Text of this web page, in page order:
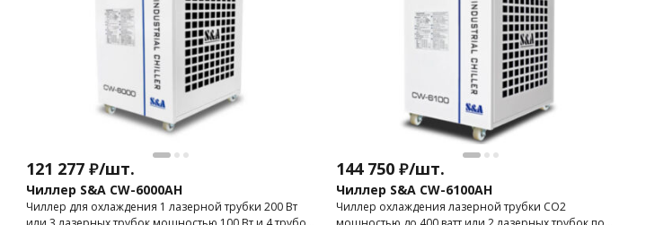
121 277 ₽/шт.
Чиллер S&A CW-6000AH
Чиллер для охлаждения 1 лазерной трубки 200 Вт
144 750 ₽/шт.
Чиллер S&A CW-6100AH
Чиллер охлаждения лазерной трубки CO2